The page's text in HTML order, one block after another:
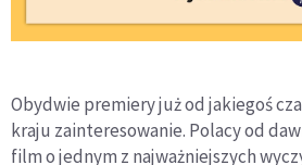
Obydwie premiery już od jakiegoś
kraju zainteresowanie. Polacy od
film o jednym z najważniejszych